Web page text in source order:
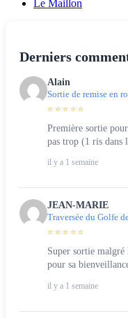
Le Maillon
Derniers
Alain
Sortie de remise en
⭐ ⭐ ⭐ ⭐ ⭐
Première sortie
pas trop (1 ris dans
il y a 1 semaine
JEAN-MARIE
Traversée du Golfe
⭐ ⭐ ⭐ ⭐ ⭐
Super sortie
pour sa
il y a 1 semaine